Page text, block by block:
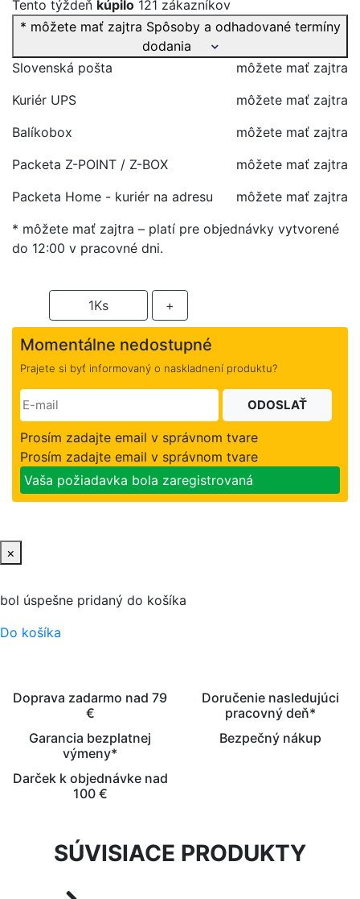
Tento týždeň kúpilo 121 zákazníkov
* môžete mať zajtra Spôsoby a odhadované termíny
dodania
Slovenská pošta
môžete mať zajtra
Kuriér UPS
môžete mať zajtra
Balíkobox
môžete mať zajtra
Packeta Z-POINT / Z-BOX
môžete mať zajtra
Packeta Home - kuriér na adresu
môžete mať zajtra
* môžete mať zajtra – platí pre objednávky vytvorené
do 12:00 v pracovné dni.
1Ks +
Momentálne nedostupné
Prajete si byť informovaný o naskladnení produktu?
ODOSLAŤ
Prosím zadajte email v správnom tvare
Prosím zadajte email v správnom tvare
Vaša požiadavka bola zaregistrovaná
×
bol úspešne pridaný do košíka
Do košíka
Doprava zadarmo nad 79
€
Doručenie nasledujúci
pracovný deň*
Garancia bezplatnej
výmeny*
Bezpečný nákup
Darček k objednávke nad
100 €
SÚVISIACE PRODUKTY